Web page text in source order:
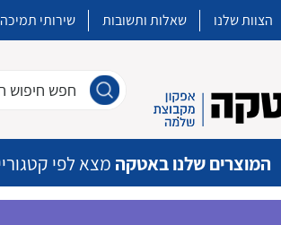
הצוות שלנו שאלות ותשובות שירותי תמיכה
חפש חיפוש
המוצרים שלנו באטקה מצא לפי